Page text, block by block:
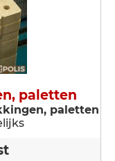
paletten
paletten